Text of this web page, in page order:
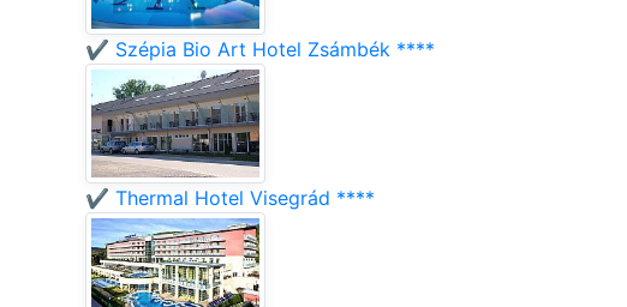
✔️ Szépia Bio Art Hotel Zsámbék ****
✔️ Thermal Hotel Visegrád ****